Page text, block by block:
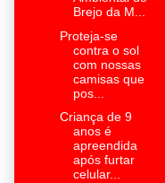
Brejo da M...
Proteja-se
contra o sol
com nossas
camisas que
pos...
Criança de 9
anos é
apreendida
após furtar
celular...